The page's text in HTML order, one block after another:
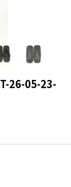
26-05-23-